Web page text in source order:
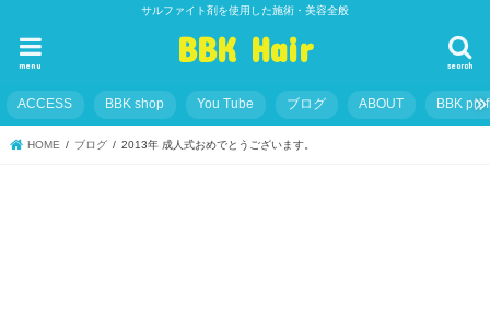
サルファイト剤を使用した施術・美容全般
BBK Hair search
menu
ACCESS BBK shop You Tube ブログ ABOUT BBK
HOME ブログ 2013年 成人式おめでとうございます。